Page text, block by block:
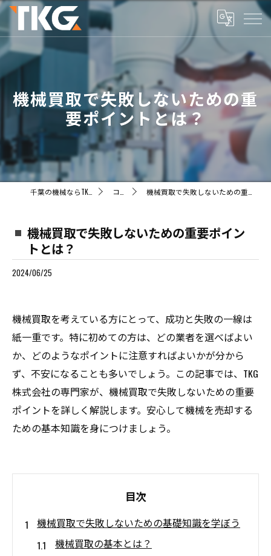
機械買取で失敗しないための重
要ポイントとは？
コラム 機械買取で失敗しないための重要ポイントとは？
機械買取で失敗しないための重要ポイン
トとは？
2024/06/25
機械買取を考えている方にとって、成功と失敗の一線は
紙一重です。特に初めての方は、どの業者を選べばよい
か、どのようなポイントに注意すればよいかが分から
ず、不安になることも多いでしょう。この記事では、TKG
株式会社の専門家が、機械買取で失敗しないための重要
ポイントを詳しく解説します。安心して機械を売却する
ための基本知識を身につけましょう。
目次
機械買取で失敗しないための基礎知識を学ぼう
機械買取の基本とは？